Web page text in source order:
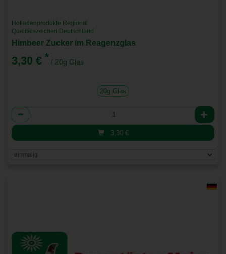
Hofladenprodukte Regional
Qualitätszeichen Deutschland
Himbeer Zucker im Reagenzglas
3,30 € * / 20g Glas
20g Glas
Anzahl
3,30 €